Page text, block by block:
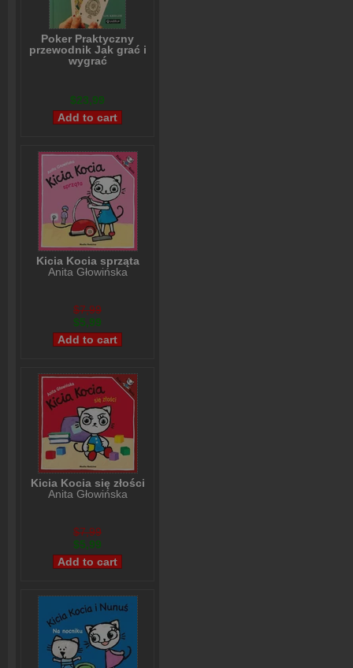
Poker Praktyczny
przewodnik Jak grać i
wygrać
$23,99
Kicia Kocia sprząta
Anita Głowińska
$7,99
$5,99
Kicia Kocia się złości
Anita Głowińska
$7,99
$5,99